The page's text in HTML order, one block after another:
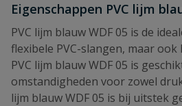
Eigenschappen PVC lijm
PVC lijm blauw WDF 05 is de
flexibele PVC-slangen, maar
PVC lijm blauw WDF 05 is
omstandigheden voor zowel
lijm blauw WDF 05 is bij uitstek